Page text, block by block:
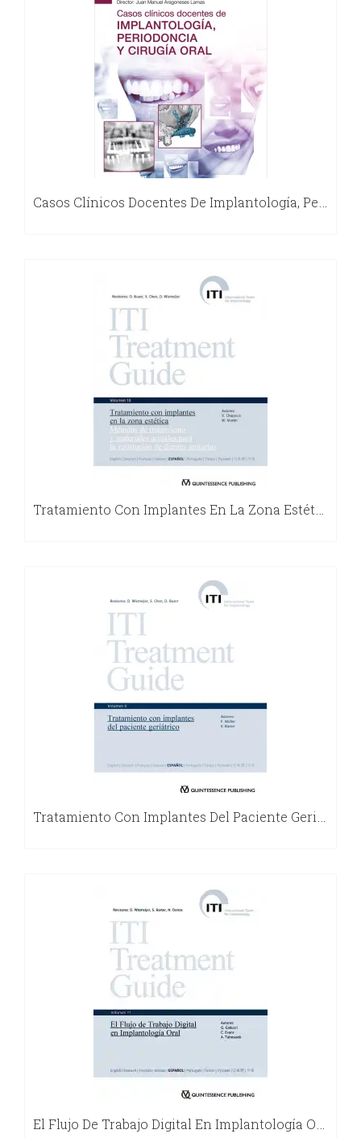
Casos Clínicos Docentes De Implantología, Periodoncia Y Cirugía Oral
Tratamiento Con Implantes En La Zona Estética
Tratamiento Con Implantes Del Paciente Geriátrico
El Flujo De Trabajo Digital En Implantología Oral